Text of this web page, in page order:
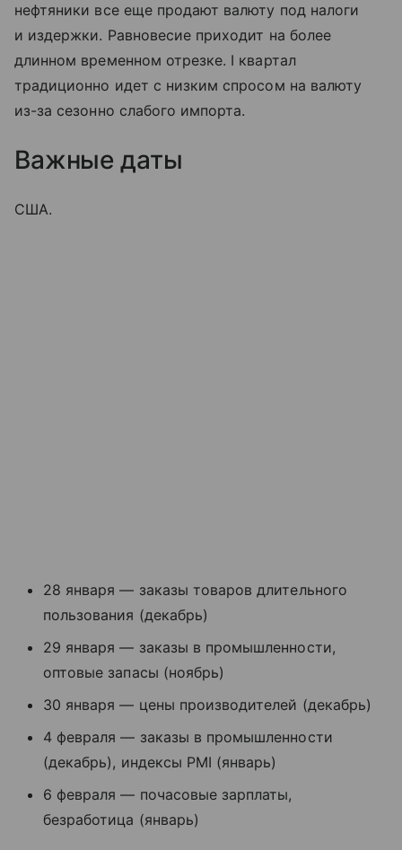
нефтяники все еще продают валюту под налоги
и издержки. Равновесие приходит на более
длинном временном отрезке. I квартал
традиционно идет с низким спросом на валюту
из-за сезонно слабого импорта.
Важные даты
США.
28 января — заказы товаров длительного
пользования (декабрь)
29 января — заказы в промышленности,
оптовые запасы (ноябрь)
30 января — цены производителей (декабрь)
4 февраля — заказы в промышленности
(декабрь), индексы PMI (январь)
6 февраля — почасовые зарплаты,
безработица (январь)